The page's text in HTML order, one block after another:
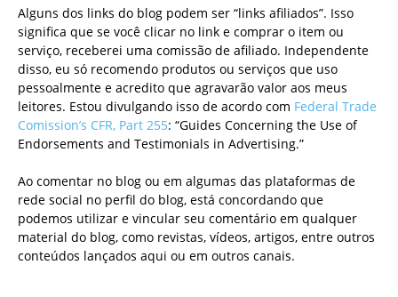
Alguns dos links do blog podem ser “links afiliados”. Isso
significa que se você clicar no link e comprar o item ou
serviço, receberei uma comissão de afiliado. Independente
disso, eu só recomendo produtos ou serviços que uso
pessoalmente e acredito que agravarão valor aos meus
leitores. Estou divulgando isso de acordo com Federal Trade
Comission’s CFR, Part 255: “Guides Concerning the Use of
Endorsements and Testimonials in Advertising.”
Ao comentar no blog ou em algumas das plataformas de
rede social no perfil do blog, está concordando que
podemos utilizar e vincular seu comentário em qualquer
material do blog, como revistas, vídeos, artigos, entre outros
conteúdos lançados aqui ou em outros canais.